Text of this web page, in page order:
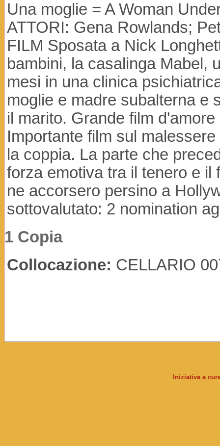
Una moglie = A Woman
ATTORI: Gena Rowlands;
FILM Sposata a Nick
bambini, la casalinga Mabel,
mesi in una clinica
moglie e madre subalterna e
il marito. Grande film
Importante film sul
la coppia. La parte che
forza emotiva tra il tenero e il
ne accorsero persino a
sottovalutato: 2 nomination
1 Copia
Collocazione: CELLARIO
Iniziativa a